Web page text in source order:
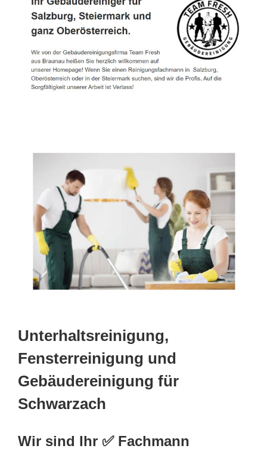
Unterhaltsreinigung,
Fensterreinigung und
Gebäudereinigung für
Schwarzach
Wir sind Ihr ✅ Fachmann